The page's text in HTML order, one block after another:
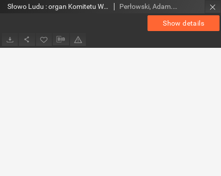
Show details
Słowo Ludu : organ Komitetu Wojewódzkiego Polskiej Zjednoczonej Partii Robotniczej, 1952, R.4, nr 205 Perłowski, Adam. Red.